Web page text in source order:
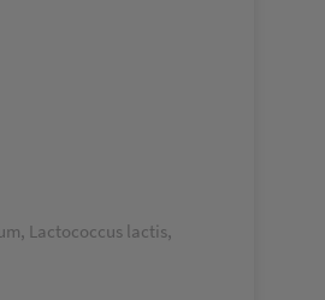
Lactococcus lactis,